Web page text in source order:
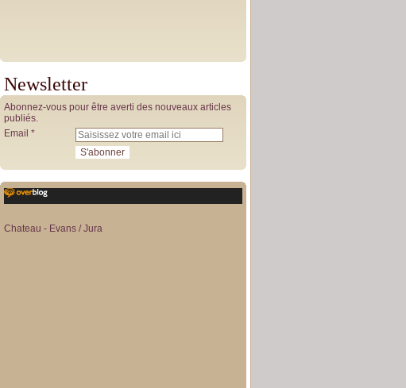
Newsletter
Abonnez-vous pour être averti des nouveaux articles
publiés.
Email
Chateau - Evans / Jura